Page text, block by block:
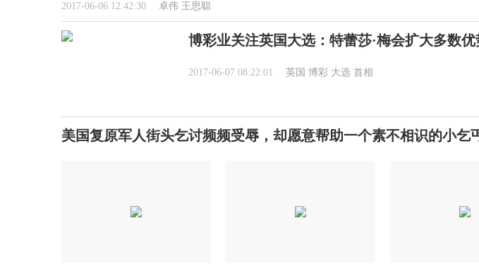
2017-06-06 12:42:30 卓伟 王思聪
博彩业关注英国大选：特蕾莎·梅会扩大多数优
2017-06-07 08:22:01 英国 博彩 大选 首相
美国复原军人街头乞讨频频受辱，却愿意帮助一个素不相识的小乞